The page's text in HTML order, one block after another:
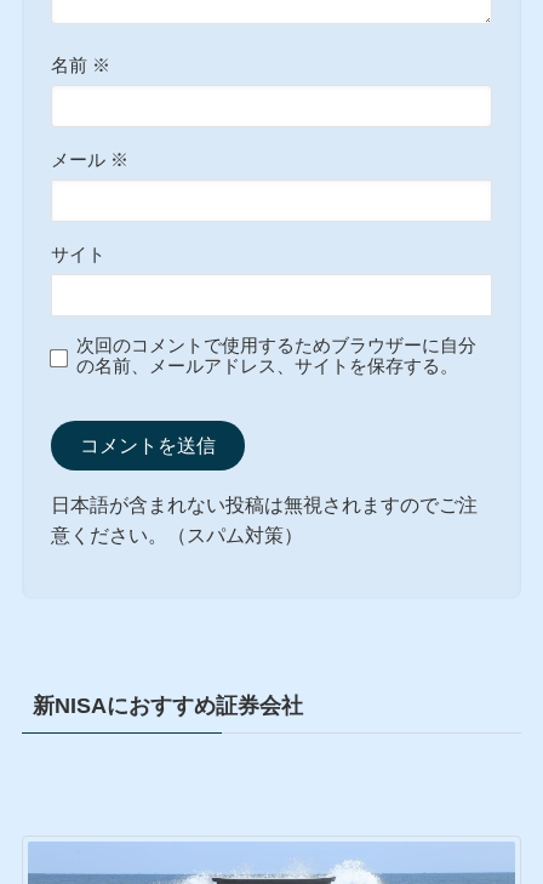
名前 ※
メール ※
サイト
次回のコメントで使用するためブラウザーに自分
の名前、メールアドレス、サイトを保存する。
日本語が含まれない投稿は無視されますのでご注
意ください。（スパム対策）
新NISAにおすすめ証券会社